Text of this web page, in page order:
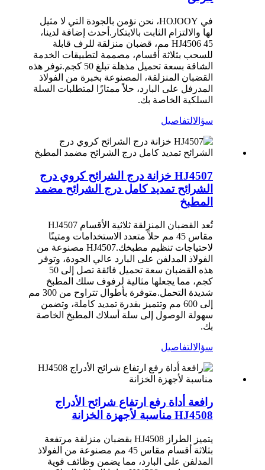
في HOJOOY، نحن نؤمن بالجودة التي لا مثيل
لها والالتزام الثابت بالابتكار.أحدث إضافة لدينا،
HJ4506 45 مم، قضبان منزلقة للرف قابلة
للسحب بثلاثة أقسام، مصممة لتطبيقات الخدمة
الشاقة بسعة تحميل مذهلة تبلغ 50 كجم.توفر هذه
القضبان المنزلقة، المصنوعة بخبرة من الفولاذ
المدرفل على البارد، حلاً ممتازًا لمتطلبات السلة
السلكية الخاصة بك.
سؤالالتفاصيل
HJ4507 خزانة درج الشرائح كروي درج
الشرائح تمديد كامل درج الشرائح مضمد
المطبخ
تُعد القضبان المنزلقة ثلاثية الأقسام HJ4507
مقاس 45 مم حلاً متعدد الاستخدامات ومتينًا
لاحتياجات تنظيم مطبخك.HJ4507 مصنوعة من
الفولاذ المدلفن على البارد عالي الجودة، وتوفر
هذه القضبان سعة تحميل فائقة تصل إلى 50
كجم، مما يجعلها مثالية لرفوف سلك المطبخ
شديدة التحمل.متوفرة بأطوال تتراوح من 300 مم
إلى 600 مم وتتميز بقدرة تمديد كاملة، وتضمن
سهولة الوصول إلى سلة أسلاك المطبخ الخاصة
بك.
سؤالالتفاصيل
رافعة أداة رفع ارتفاع شرائح الأدراج
HJ4508 مناسبة لأجهزة الخزانة
يتميز الطراز HJ4508 بقضبان منزلقة مرتفعة
بثلاثة أقسام مقاس 45 مم مصنوعة من الفولاذ
المدلفن على البارد، مما يضمن وظائف قوية